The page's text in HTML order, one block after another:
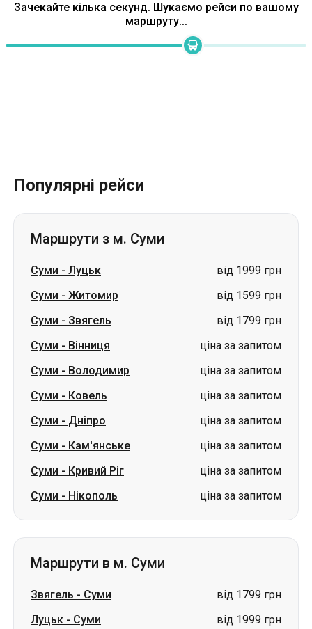
Зачекайте кілька секунд. Шукаємо рейси по вашому
маршруту...
Популярні рейси
Маршрути з м. Суми
Суми - Луцьк
від 1999 грн
Суми - Житомир
від 1599 грн
Суми - Звягель
від 1799 грн
Суми - Вінниця
ціна за запитом
Суми - Володимир
ціна за запитом
Суми - Ковель
ціна за запитом
Суми - Дніпро
ціна за запитом
Суми - Кам'янське
ціна за запитом
Суми - Кривий Ріг
ціна за запитом
Суми - Нікополь ціна за запитом
Маршрути в м. Суми
Звягель - Суми
від 1799 грн
Луцьк - Суми
від 1999 грн